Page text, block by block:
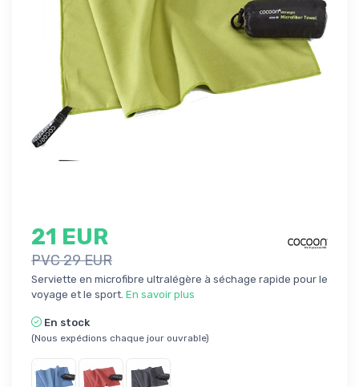
21 EUR
PVC 29 EUR
Serviette en microfibre ultralégère à séchage rapide pour le
voyage et le sport. En savoir plus
En stock
(Nous expédions chaque jour ouvrable)